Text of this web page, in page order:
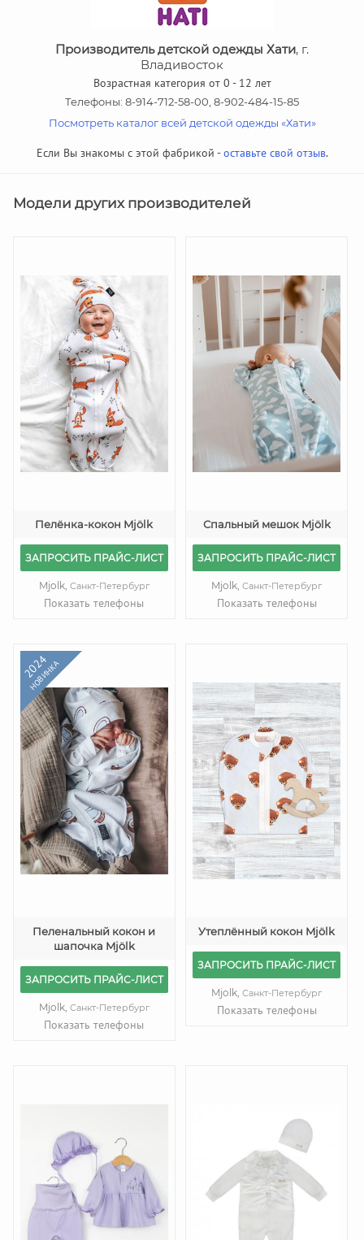
Производитель детской одежды Хати, г.
Владивосток
Возрастная категория от 0 - 12 лет
Телефоны: 8-914-712-58-00, 8-902-484-15-85
Посмотреть каталог всей детской одежды «Хати»
Если Вы знакомы с этой фабрикой -оставьте свой отзыв.
Модели других производителей
Пелёнка-кокон Mjölk
ЗАПРОСИТЬ ПРАЙС-ЛИСТ
Mjolk, Санкт-Петербург
Показать телефоны
Спальный мешок Mjölk
ЗАПРОСИТЬ ПРАЙС-ЛИСТ
Mjolk,Санкт-Петербург
Показать телефоны
2024
НОВИНКА
Пеленальный кокон и
шапочка Mjölk
ЗАПРОСИТЬ ПРАЙС-ЛИСТ
Mjolk, Санкт-Петербург
Показать телефоны
Утеплённый кокон Mjölk
ЗАПРОСИТЬ ПРАЙС-ЛИСТ
Mjolk,Санкт-Петербург
Показать телефоны